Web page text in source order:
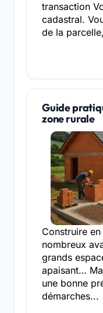
transaction
cadastral.
de la
Guide
zone rurale
Construire
nombreux
grands
apaisant…
une bonne
démarches...